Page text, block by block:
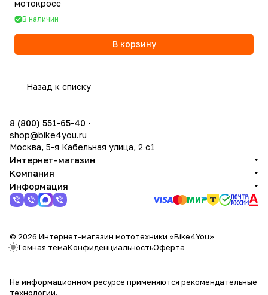
мотокросс
В наличии
В корзину
Назад к списку
8 (800) 551-65-40
shop@bike4you.ru
Москва, 5-я Кабельная улица, 2 с1
Интернет-магазин
Компания
Информация
© 2026 Интернет-магазин мототехники «Bike4You»
Темная темаКонфиденциальностьОферта
На информационном ресурсе применяются рекомендательные
технологии.